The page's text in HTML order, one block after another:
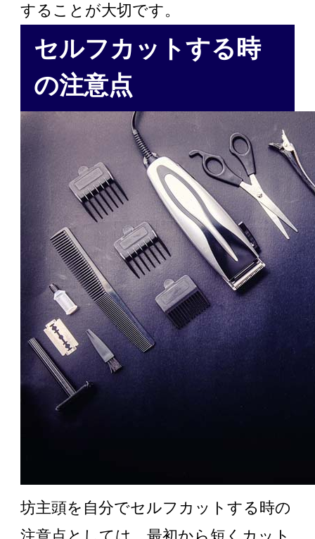
することが大切です。
セルフカットする時
の注意点
坊主頭を自分でセルフカットする時の